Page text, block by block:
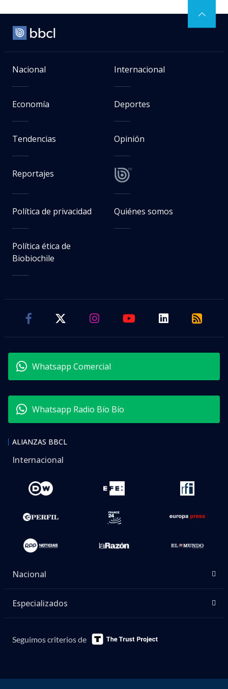
Nacional Internacional
Economía Deportes
Tendencias Opinión
Reportajes
Política de privacidad Quiénes somos
Política ética de
Biobiochile
Whatsapp Comercial
Whatsapp Radio Bío Bío
ALIANZAS BBCL
Internacional
Nacional
Especializados
Seguimos criterios de